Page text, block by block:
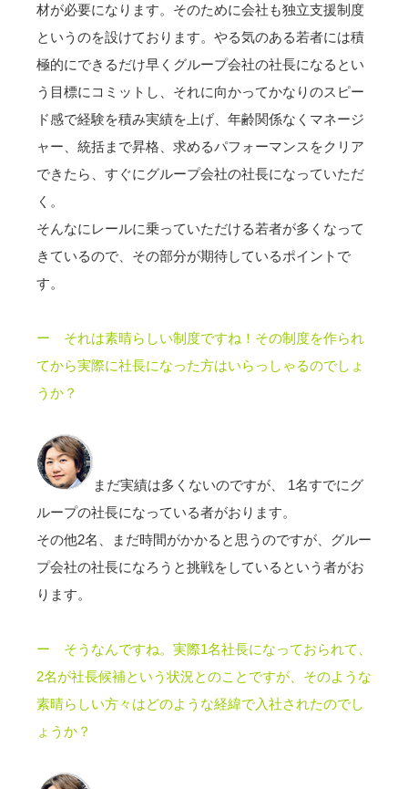
材が必要になります。そのために会社も独立支援制度
というのを設けております。やる気のある若者には積
極的にできるだけ早くグループ会社の社長になるとい
う目標にコミットし、それに向かってかなりのスピー
ド感で経験を積み実績を上げ、年齢関係なくマネージ
ャー、統括まで昇格、求めるパフォーマンスをクリア
できたら、すぐにグループ会社の社長になっていただ
く。
そんなにレールに乗っていただける若者が多くなって
きているので、その部分が期待しているポイントで
す。
ー それは素晴らしい制度ですね！ その制度を作られ
てから実際に社長になった方はいらっしゃるのでしょ
うか？
まだ実績は多くないのですが、 1名すでにグ
ループの社長になっている者がおります。
その他2名、まだ時間がかかると思うのですが、グルー
プ会社の社長になろうと挑戦をしているという者がお
ります。
ー そうなんですね。実際1名社長になっておられて、
2名が社長候補という状況とのことですが、そのような
素晴らしい方々はどのような経緯で入社されたのでし
ょうか？